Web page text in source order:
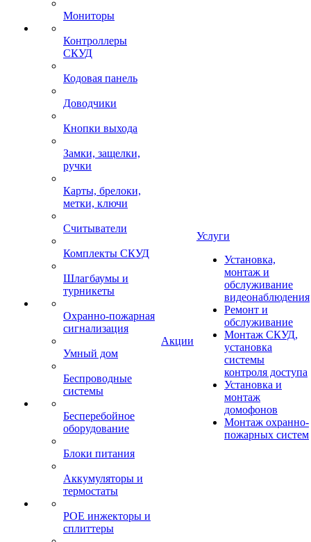
Мониторы
Контроллеры
СКУД
Кодовая панель
Доводчики
Кнопки выхода
Замки, защелки,
ручки
Карты, брелоки,
метки, ключи
Считыватели
Комплекты СКУД
Шлагбаумы и
турникеты
Охранно-пожарная
сигнализация
Умный дом
Беспроводные
системы
Бесперебойное
оборудование
Блоки питания
Аккумуляторы и
термостаты
POE инжекторы и
сплиттеры
Акции
Услуги
Установка,
монтаж и
обслуживание
видеонаблюдения
Ремонт и
обслуживание
Монтаж СКУД,
установка
системы
контроля доступа
Установка и
монтаж
домофонов
Монтаж охранно-
пожарных систем